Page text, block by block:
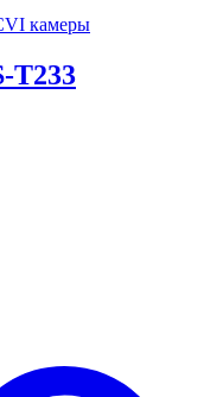
камеры
T233